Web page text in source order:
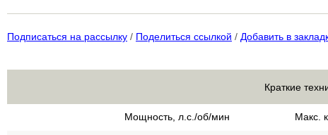
Подписаться на рассылку / Поделиться ссылкой / Добавить в
Краткие
Мощность, л.с./об/мин Макс.